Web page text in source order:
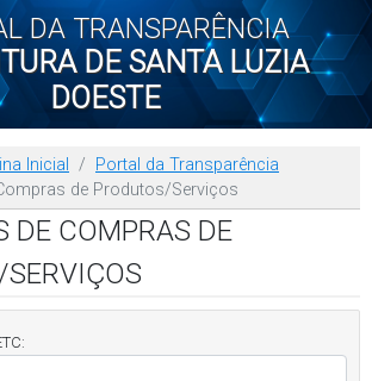
DA TRANSPARÊNCIA
DE SANTA LUZIA
DOESTE
Inicial
Portal da Transparência
de Produtos/Serviços
DE COMPRAS DE